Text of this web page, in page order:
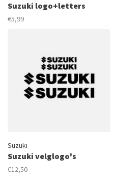
Suzuki logo+letters
€5,99
Suzuki
Suzuki velglogo's
€12,50